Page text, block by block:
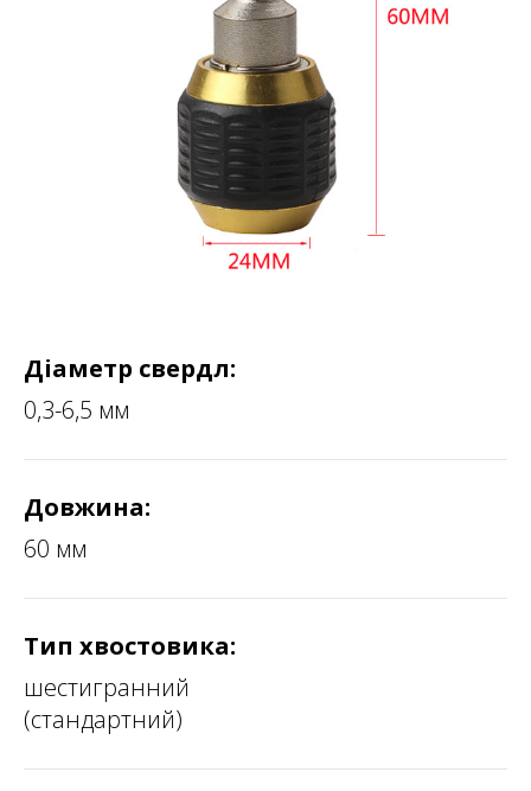
Діаметр свердл:
0,3-6,5 мм
Довжина:
60 мм
Тип хвостовика:
шестигранний
(стандартний)